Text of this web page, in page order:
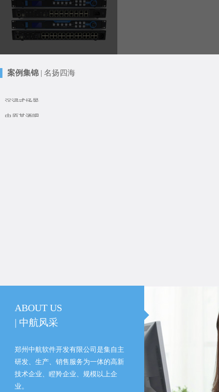
案例集锦 | 名扬四海
沉浸式场景
中原某酒吧
ABOUT US
| 中航风采
郑州中航软件开发有限公司是集自主
研发、生产、销售服务为一体的高新
技术企业、瞪羚企业、规模以上企
业。